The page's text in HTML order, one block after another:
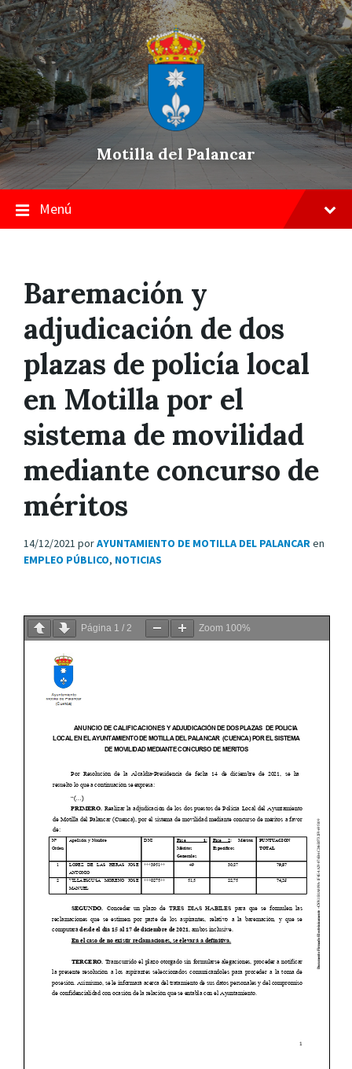
Skip
to
content
Saltar
a
la
navegación
principal
Saltar
a
pie
de
página
Motilla del Palancar
Menú
Baremación y
adjudicación de dos
plazas de policía local
en Motilla por el
sistema de movilidad
mediante concurso de
méritos
14/12/2021 porAYUNTAMIENTO DE MOTILLA DEL PALANCARen
EMPLEO PÚBLICO, NOTICIAS
Página 1 / 2 Zoom 100%